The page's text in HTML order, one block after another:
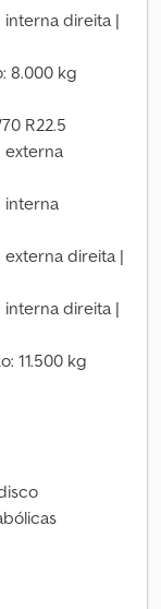
direita |
8.000 kg
R22.5
interna
direita |
direita |
11.500 kg